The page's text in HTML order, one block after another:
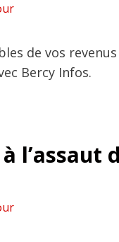
de vos revenus
Bercy Infos.
l’assaut